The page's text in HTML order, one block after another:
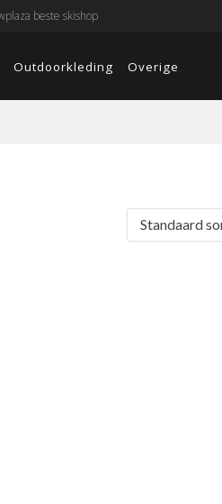
beste skishop
Outdoorkleding Overige